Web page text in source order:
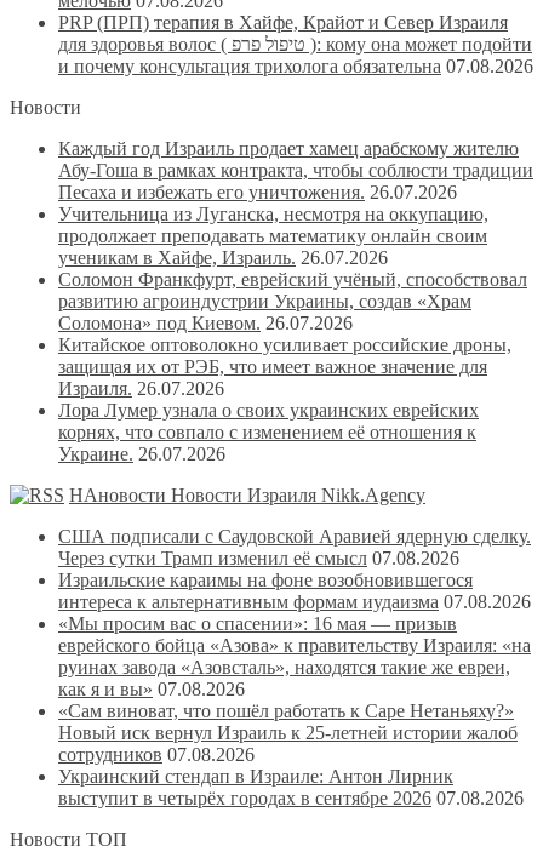
PRP (ПРП) терапия в Хайфе, Крайот и Север Израиля
для здоровья волос ( טיפול פרפ ): кому она может подойти
и почему консультация трихолога обязательна 07.08.2026
Новости
Каждый год Израиль продает хамец арабскому жителю
Абу-Гоша в рамках контракта, чтобы соблюсти традиции
Песаха и избежать его уничтожения. 26.07.2026
Учительница из Луганска, несмотря на оккупацию,
продолжает преподавать математику онлайн своим
ученикам в Хайфе, Израиль. 26.07.2026
Соломон Франкфурт, еврейский учёный, способствовал
развитию агроиндустрии Украины, создав «Храм
Соломона» под Киевом. 26.07.2026
Китайское оптоволокно усиливает российские дроны,
защищая их от РЭБ, что имеет важное значение для
Израиля. 26.07.2026
Лора Лумер узнала о своих украинских еврейских
корнях, что совпало с изменением её отношения к
Украине. 26.07.2026
НАновости Новости Израиля Nikk.Agency
США подписали с Саудовской Аравией ядерную сделку.
Через сутки Трамп изменил её смысл 07.08.2026
Израильские караимы на фоне возобновившегося
интереса к альтернативным формам иудаизма 07.08.2026
«Мы просим вас о спасении»: 16 мая — призыв
еврейского бойца «Азова» к правительству Израиля: «на
руинах завода «Азовсталь», находятся такие же евреи,
как я и вы» 07.08.2026
«Сам виноват, что пошёл работать к Саре Нетаньяху?»
Новый иск вернул Израиль к 25-летней истории жалоб
сотрудников 07.08.2026
Украинский стендап в Израиле: Антон Лирник
выступит в четырёх городах в сентябре 2026 07.08.2026
Новости ТОП